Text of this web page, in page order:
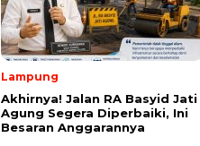
Lampung
Akhirnya! Jalan RA Basyid Jati
Agung Segera Diperbaiki, Ini
Besaran Anggarannya